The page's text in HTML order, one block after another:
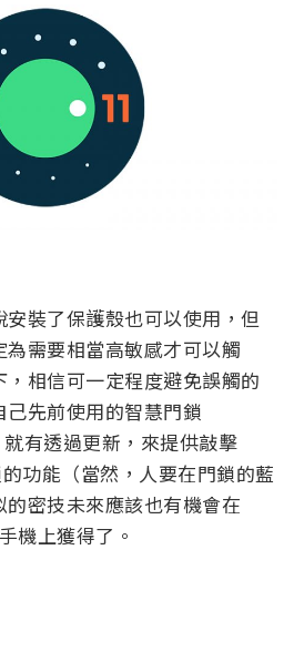
裝了保護殼也可以使用，但
需要相當高敏感才可以觸
相信可一定程度避免誤觸的
先前使用的智慧門鎖
有透過更新，來提供敲擊
功能（當然，人要在門鎖的藍
密技未來應該也有機會在
機上獲得了。